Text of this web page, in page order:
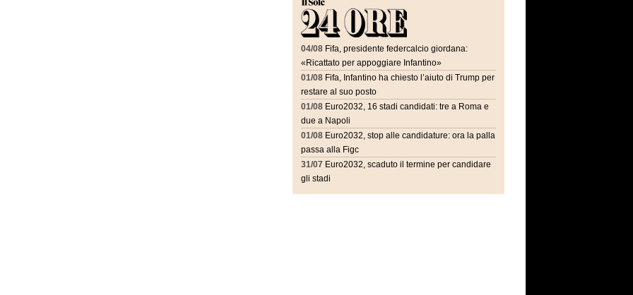
04/08 Fifa, presidente federcalcio giordana:
«Ricattato per appoggiare Infantino»
01/08 Fifa, Infantino ha chiesto l’aiuto di Trump per
restare al suo posto
01/08 Euro2032, 16 stadi candidati: tre a Roma e
due a Napoli
01/08 Euro2032, stop alle candidature: ora la palla
passa alla Figc
31/07 Euro2032, scaduto il termine per candidare
gli stadi